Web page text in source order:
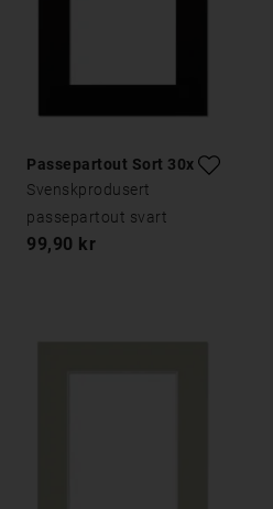
Passepartout Sort 30x40
Svenskprodusert
passepartout svart
99,90 kr